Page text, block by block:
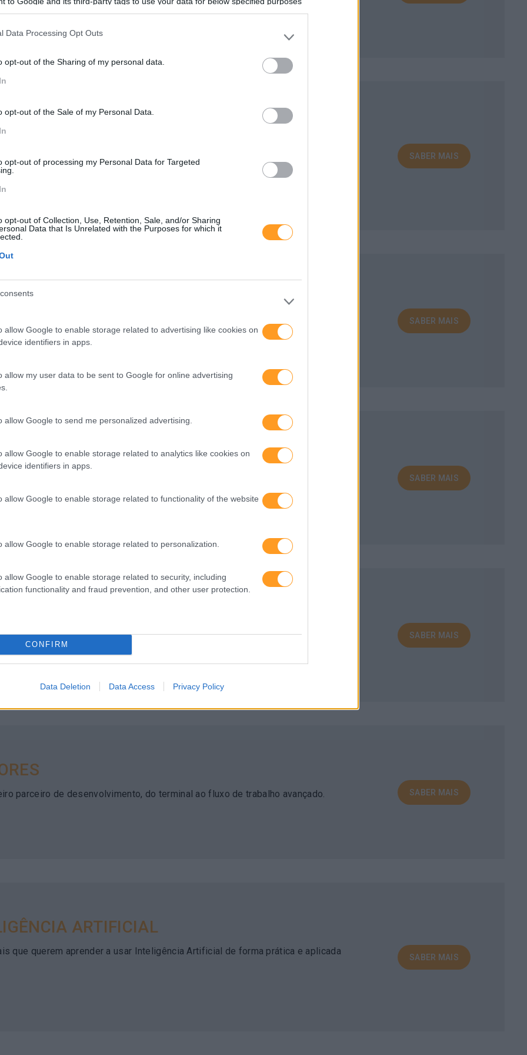
consent section.
Data Processing Opt Outs
opt-out of the Sharing of my personal data.
opt-out of the Sale of my Personal Data.
opt-out of processing my Personal Data for Targeted
opt-out of Collection, Use, Retention, Sale, and/or Sharing
Data that Is Unrelated with the Purposes for which it
allow Google to enable storage related to advertising like cookies on
identifiers in apps.
allow my user data to be sent to Google for online advertising
allow Google to send me personalized advertising.
allow Google to enable storage related to analytics like cookies on
identifiers in apps.
allow Google to enable storage related to functionality of the website
allow Google to enable storage related to personalization.
allow Google to enable storage related to security, including
functionality and fraud prevention, and other user protection.
CONFIRM
Data Deletion Data Access Privacy Policy
PROCESSOS DE DESENVOLVIMENTO
para escrever, refatorizar e manter código com mais produtividade e
SABER MAIS
GERAÇÃO
de IA como SSL, EBM, JEPA e H‑JEPA. SABER MAIS
IA que planeiam, decidem e atuam com autonomia, controlo e segurança. SABER MAIS
C#
parceiro de desenvolvimento, do terminal ao fluxo de trabalho avançado. SABER MAIS
parceiro de desenvolvimento, do terminal ao fluxo de trabalho avançado. SABER MAIS
ARTIFICIAL​
que querem aprender a usar Inteligência Artificial de forma prática e aplicada
SABER MAIS